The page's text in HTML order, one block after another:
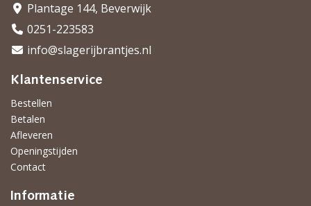
Plantage 144, Beverwijk
0251-223583
info@slagerijbrantjes.nl
Klantenservice
Bestellen
Betalen
Afleveren
Openingstijden
Contact
Informatie